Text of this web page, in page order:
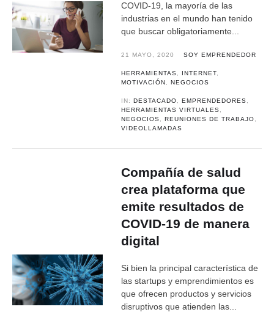
COVID-19, la mayoría de las
industrias en el mundo han tenido
que buscar obligatoriamente...
21 MAYO, 2020 SOY EMPRENDEDOR
HERRAMIENTAS INTERNET
MOTIVACIÓN
,NEGOCIOS
IN:DESTACADO ,EMPRENDEDORES
HERRAMIENTAS VIRTUALES
NEGOCIOS
,REUNIONES DE TRABAJO
VIDEOLLAMADAS
Compañía de salud
crea plataforma que
emite resultados de
COVID-19 de manera
digital
Si bien la principal característica de
las startups y emprendimientos es
que ofrecen productos y servicios
disruptivos que atienden las...